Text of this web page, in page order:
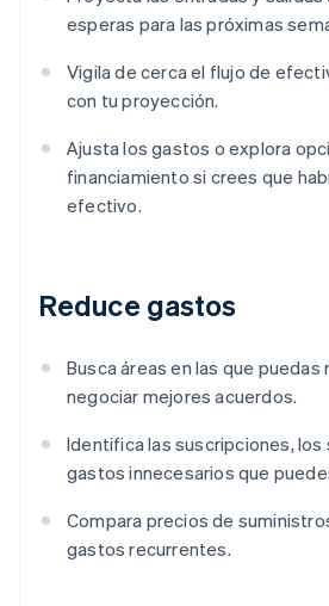
esperas para las próximas
Vigila de cerca el flujo de
con tu proyección.
Ajusta los gastos o explora
financiamiento si crees que
efectivo.
Reduce gastos
Busca áreas en las que
negociar mejores acuerdos.
Identifica las suscripciones, los
gastos innecesarios que
Compara precios de
gastos recurrentes.